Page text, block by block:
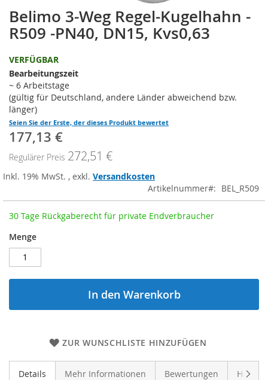
Zum
Anfang
der
springen
Belimo 3-Weg Regel-Kugelhahn -
R509 -PN40, DN15, Kvs0,63
VERFÜGBAR
Bearbeitungszeit
~ 6 Arbeitstage
(gültig für Deutschland, andere Länder abweichend bzw.
länger)
Seien Sie der Erste, der dieses Produkt bewertet
Sonderpreis
177,13 €
Regulärer Preis 272,51 €
Inkl. 19% MwSt. , exkl. Versandkosten
Artikelnummer
BEL_R509
30 Tage Rückgaberecht für private Endverbraucher
Menge
In den Warenkorb
ZUR WUNSCHLISTE HINZUFÜGEN
Details Mehr Informationen Bewertungen